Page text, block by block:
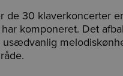
de 30 klaverkoncerter
komponeret. Det